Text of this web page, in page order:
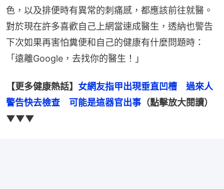
色，以及排便時有異常的刺痛感，都應該前往就醫。
對於現在許多喜歡自己上網當速成醫生，透納也警告
下次如果再害怕糞便和自己的健康有什麼問題時：
「遠離Google，去找你的醫生！」
【更多健康熱話】 女網友指甲出現垂直凹槽　過來人
警告快去檢查　可能是這器官出事 （點擊放大閱讀）
▼▼▼